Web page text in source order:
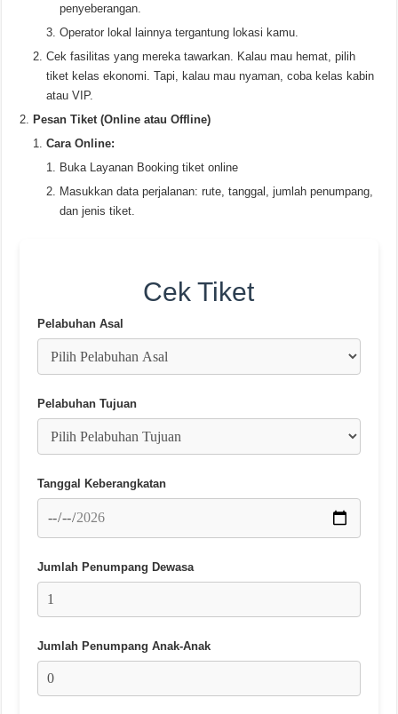
penyeberangan.
Operator lokal lainnya tergantung lokasi kamu.
Cek fasilitas yang mereka tawarkan. Kalau mau hemat, pilih
tiket kelas ekonomi. Tapi, kalau mau nyaman, coba kelas kabin
atau VIP.
Pesan Tiket (Online atau Offline)
Cara Online:
Buka Layanan Booking tiket online
Masukkan data perjalanan: rute, tanggal, jumlah penumpang,
dan jenis tiket.
Cek Tiket
Pelabuhan Asal
Pelabuhan Tujuan
Tanggal Keberangkatan
Jumlah Penumpang Dewasa
Jumlah Penumpang Anak-Anak